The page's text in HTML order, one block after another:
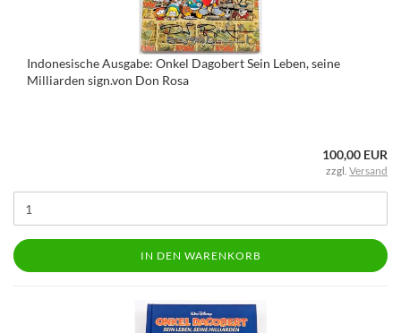
Indonesische Ausgabe: Onkel Dagobert Sein Leben, seine
Milliarden sign.von Don Rosa
100,00 EUR
zzgl. Versand
IN DEN WARENKORB